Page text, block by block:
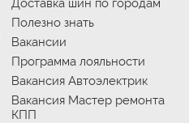
Доставка шин по городам
Полезно знать
Вакансии
Программа лояльности
Вакансия Автоэлектрик
Вакансия Мастер ремонта
КПП